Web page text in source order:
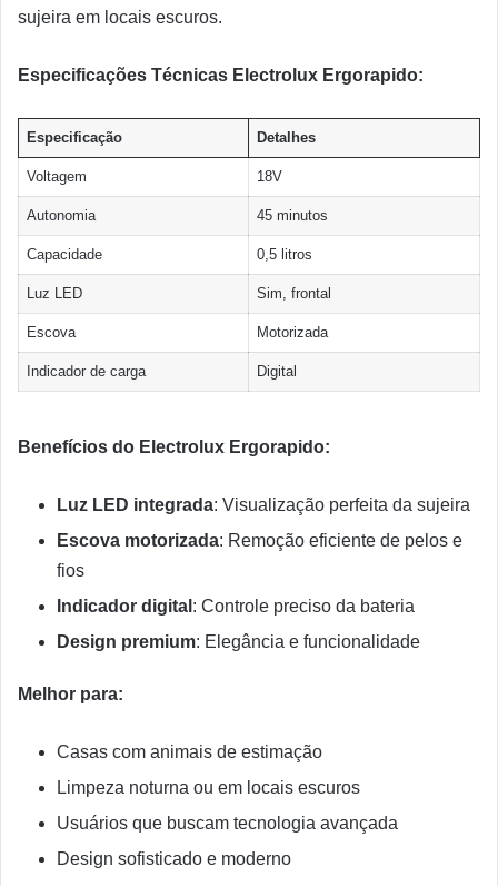
sujeira em locais escuros.
Especificações Técnicas Electrolux Ergorapido:
Especificação Detalhes
Voltagem 18V
Autonomia 45 minutos
Capacidade 0,5 litros
Luz LED Sim, frontal
Escova Motorizada
Indicador de carga Digital
Benefícios do Electrolux Ergorapido:
Luz LED integrada: Visualização perfeita da sujeira
Escova motorizada: Remoção eficiente de pelos e
fios
Indicador digital : Controle preciso da bateria
Design premium: Elegância e funcionalidade
Melhor para:
Casas com animais de estimação
Limpeza noturna ou em locais escuros
Usuários que buscam tecnologia avançada
Design sofisticado e moderno